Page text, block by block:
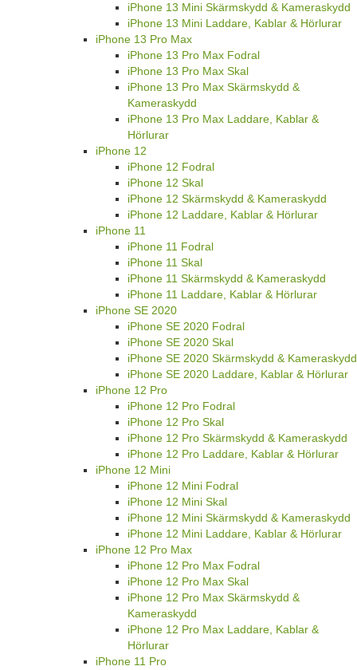
iPhone 13 Mini Skärmskydd & Kameraskydd
iPhone 13 Mini Laddare, Kablar & Hörlurar
iPhone 13 Pro Max
iPhone 13 Pro Max Fodral
iPhone 13 Pro Max Skal
iPhone 13 Pro Max Skärmskydd &
Kameraskydd
iPhone 13 Pro Max Laddare, Kablar &
Hörlurar
iPhone 12
iPhone 12 Fodral
iPhone 12 Skal
iPhone 12 Skärmskydd & Kameraskydd
iPhone 12 Laddare, Kablar & Hörlurar
iPhone 11
iPhone 11 Fodral
iPhone 11 Skal
iPhone 11 Skärmskydd & Kameraskydd
iPhone 11 Laddare, Kablar & Hörlurar
iPhone SE 2020
iPhone SE 2020 Fodral
iPhone SE 2020 Skal
iPhone SE 2020 Skärmskydd & Kameraskydd
iPhone SE 2020 Laddare, Kablar & Hörlurar
iPhone 12 Pro
iPhone 12 Pro Fodral
iPhone 12 Pro Skal
iPhone 12 Pro Skärmskydd & Kameraskydd
iPhone 12 Pro Laddare, Kablar & Hörlurar
iPhone 12 Mini
iPhone 12 Mini Fodral
iPhone 12 Mini Skal
iPhone 12 Mini Skärmskydd & Kameraskydd
iPhone 12 Mini Laddare, Kablar & Hörlurar
iPhone 12 Pro Max
iPhone 12 Pro Max Fodral
iPhone 12 Pro Max Skal
iPhone 12 Pro Max Skärmskydd &
Kameraskydd
iPhone 12 Pro Max Laddare, Kablar &
Hörlurar
iPhone 11 Pro